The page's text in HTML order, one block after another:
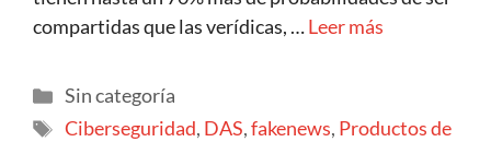
compartidas que las verídicas, …Leer más
Sin categoría
Ciberseguridad, DAS,fakenews, Productos de